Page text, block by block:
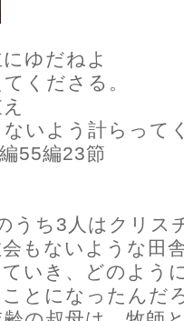
ゆだねよ
くださる。
いよう計らって
23節
うち3人はクリス
もないような田
いき、どのよう
とになったんだ